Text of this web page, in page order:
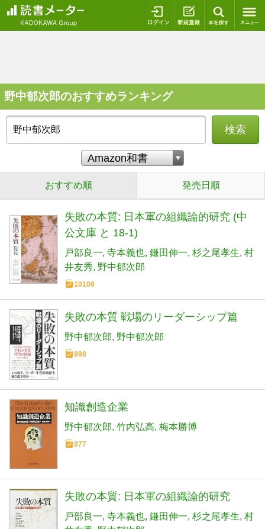
ログイン 新規登録
野中郁次郎のおすすめランキング
検索
おすすめ順 発売日順
失敗の本質: 日本軍の組織論的研究 (中
公文庫 と 18-1)
戸部良一 寺本義也 鎌田伸一 杉之尾孝生 村
井友秀 野中郁次郎
10106
失敗の本質 戦場のリーダーシップ篇
野中郁次郎 野中郁次郎
998
知識創造企業
野中郁次郎 竹内弘高 梅本勝博
877
失敗の本質: 日本軍の組織論的研究
戸部良一 寺本義也 鎌田伸一 杉之尾孝生 村